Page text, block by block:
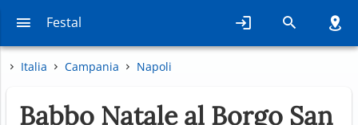
Festal
Italia Campania Napoli
Babbo Natale al Borgo San